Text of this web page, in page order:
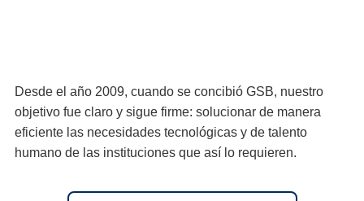
Desde el año 2009, cuando se concibió GSB, nuestro
objetivo fue claro y sigue firme: solucionar de manera
eficiente las necesidades tecnológicas y de talento
humano de las instituciones que así lo requieren.